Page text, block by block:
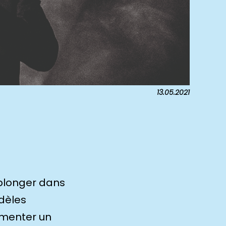
13.05.2021
dans
un